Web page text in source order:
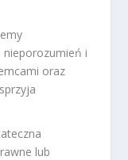
i
oraz
lub